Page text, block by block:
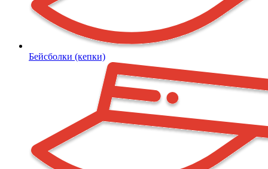
Бейсболки (кепки)